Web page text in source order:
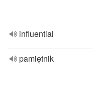
influential
pamiętnik